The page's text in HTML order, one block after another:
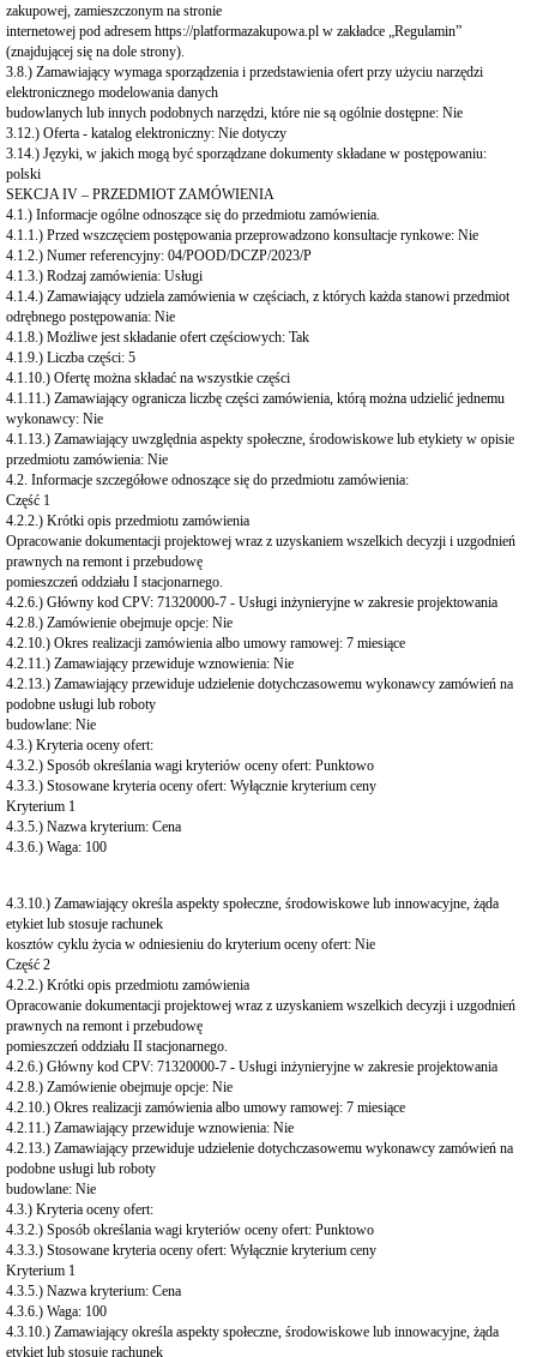
Nabór
kandydatów
RODO
RODO
-
informacje
dla
pacjentów
KONTROLE
Kontrole
zewnętrzne
zakupowej, zamieszczonym na stronie
internetowej pod adresem https://platformazakupowa.pl w zakładce „Regulamin”
(znajdującej się na dole strony).
3.8.) Zamawiający wymaga sporządzenia i przedstawienia ofert przy użyciu narzędzi
elektronicznego modelowania danych
budowlanych lub innych podobnych narzędzi, które nie są ogólnie dostępne: Nie
3.12.) Oferta - katalog elektroniczny: Nie dotyczy
3.14.) Języki, w jakich mogą być sporządzane dokumenty składane w postępowaniu:
polski
SEKCJA IV – PRZEDMIOT ZAMÓWIENIA
4.1.) Informacje ogólne odnoszące się do przedmiotu zamówienia.
4.1.1.) Przed wszczęciem postępowania przeprowadzono konsultacje rynkowe: Nie
4.1.2.) Numer referencyjny: 04/POOD/DCZP/2023/P
4.1.3.) Rodzaj zamówienia: Usługi
4.1.4.) Zamawiający udziela zamówienia w częściach, z których każda stanowi przedmiot
odrębnego postępowania: Nie
4.1.8.) Możliwe jest składanie ofert częściowych: Tak
4.1.9.) Liczba części: 5
4.1.10.) Ofertę można składać na wszystkie części
4.1.11.) Zamawiający ogranicza liczbę części zamówienia, którą można udzielić jednemu
wykonawcy: Nie
4.1.13.) Zamawiający uwzględnia aspekty społeczne, środowiskowe lub etykiety w opisie
przedmiotu zamówienia: Nie
4.2. Informacje szczegółowe odnoszące się do przedmiotu zamówienia:
Część 1
4.2.2.) Krótki opis przedmiotu zamówienia
Opracowanie dokumentacji projektowej wraz z uzyskaniem wszelkich decyzji i uzgodnień
prawnych na remont i przebudowę
pomieszczeń oddziału I stacjonarnego.
4.2.6.) Główny kod CPV: 71320000-7 - Usługi inżynieryjne w zakresie projektowania
4.2.8.) Zamówienie obejmuje opcje: Nie
4.2.10.) Okres realizacji zamówienia albo umowy ramowej: 7 miesiące
4.2.11.) Zamawiający przewiduje wznowienia: Nie
4.2.13.) Zamawiający przewiduje udzielenie dotychczasowemu wykonawcy zamówień na
podobne usługi lub roboty
budowlane: Nie
4.3.) Kryteria oceny ofert:
4.3.2.) Sposób określania wagi kryteriów oceny ofert: Punktowo
4.3.3.) Stosowane kryteria oceny ofert: Wyłącznie kryterium ceny
Kryterium 1
4.3.5.) Nazwa kryterium: Cena
4.3.6.) Waga: 100
4.3.10.) Zamawiający określa aspekty społeczne, środowiskowe lub innowacyjne, żąda
etykiet lub stosuje rachunek
kosztów cyklu życia w odniesieniu do kryterium oceny ofert: Nie
Część 2
4.2.2.) Krótki opis przedmiotu zamówienia
Opracowanie dokumentacji projektowej wraz z uzyskaniem wszelkich decyzji i uzgodnień
prawnych na remont i przebudowę
pomieszczeń oddziału II stacjonarnego.
4.2.6.) Główny kod CPV: 71320000-7 - Usługi inżynieryjne w zakresie projektowania
4.2.8.) Zamówienie obejmuje opcje: Nie
4.2.10.) Okres realizacji zamówienia albo umowy ramowej: 7 miesiące
4.2.11.) Zamawiający przewiduje wznowienia: Nie
4.2.13.) Zamawiający przewiduje udzielenie dotychczasowemu wykonawcy zamówień na
podobne usługi lub roboty
budowlane: Nie
4.3.) Kryteria oceny ofert:
4.3.2.) Sposób określania wagi kryteriów oceny ofert: Punktowo
4.3.3.) Stosowane kryteria oceny ofert: Wyłącznie kryterium ceny
Kryterium 1
4.3.5.) Nazwa kryterium: Cena
4.3.6.) Waga: 100
4.3.10.) Zamawiający określa aspekty społeczne, środowiskowe lub innowacyjne, żąda
etykiet lub stosuje rachunek